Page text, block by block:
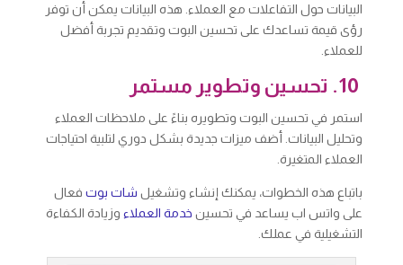
البيانات حول التفاعلات مع العملاء. هذه البيانات يمكن أن توفر
رؤى قيمة تساعدك على تحسين البوت وتقديم تجربة أفضل
للعملاء.
استمر في تحسين البوت وتطويره بناءً على ملاحظات العملاء
وتحليل البيانات. أضف ميزات جديدة بشكل دوري لتلبية احتياجات
العملاء المتغيرة.
باتباع هذه الخطوات، يمكنك إنشاء وتشغيل شات بوتفعال
على واتس اب يساعد في تحسين خدمة العملاءوزيادة الكفاءة
التشغيلية في عملك.